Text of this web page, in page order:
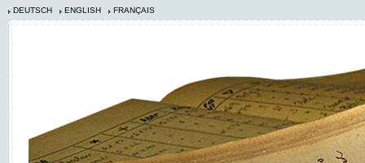
DEUTSCH ENGLISH FRANÇAIS